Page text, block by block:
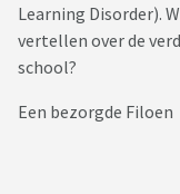
Learning Disorder).
vertellen over de
school?
Een bezorgde Filoen